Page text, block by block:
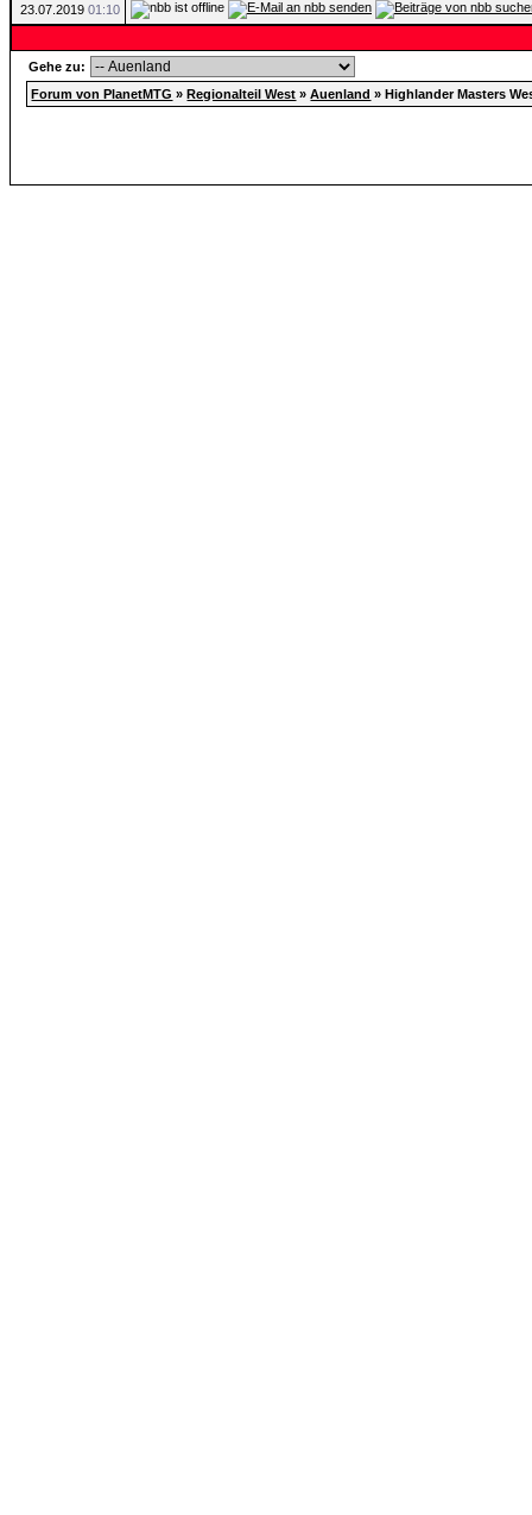
23.07.2019 01:10
Gehe zu:
Forum von PlanetMTG »Regionalteil West »Auenland »Highlander Masters